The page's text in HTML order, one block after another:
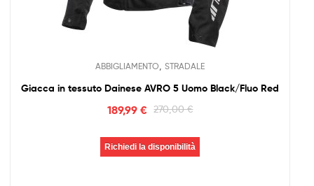
ABBIGLIAMENTO STRADALE
Giacca in tessuto Dainese AVRO 5 Uomo Black/Fluo Red
270,00€
189,99 €
Richiedi la disponibilità